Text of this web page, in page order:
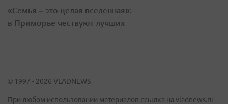
«Семья – это целая вселенная»:
в Приморье чествуют лучших
© 1997 - 2026 VLADNEWS
При любом использовании материалов ссылка на vladnews.ru